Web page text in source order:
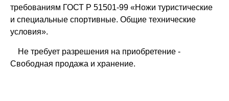
требованиям ГОСТ Р 51501-99 «Ножи туристические
и специальные спортивные. Общие технические
условия».
Не требует разрешения на приобретение -
Свободная продажа и хранение.